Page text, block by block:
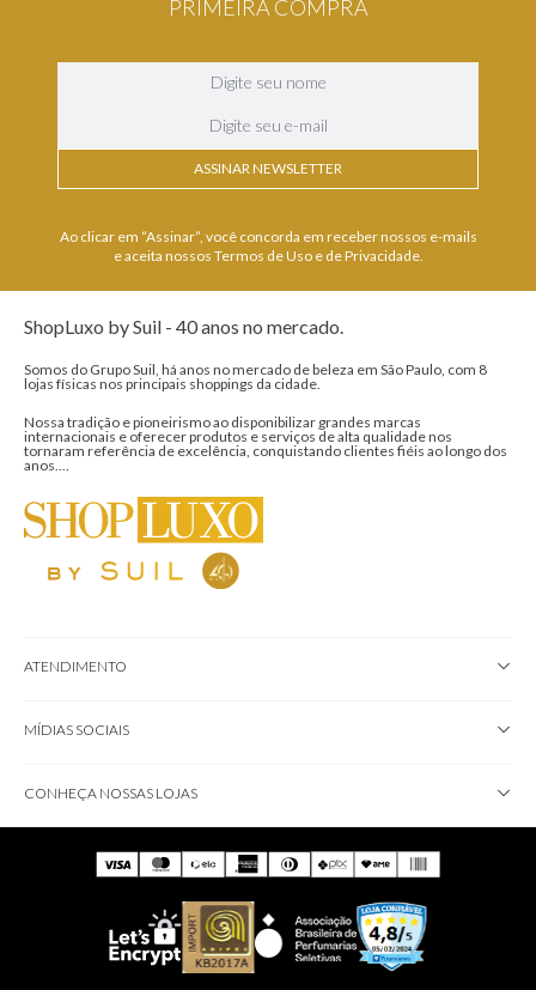
PRIMEIRA COMPRA
ASSINAR NEWSLETTER
Ao clicar em “Assinar”, você concorda em receber nossos e-mails
e aceita nossos Termos de Uso e de Privacidade.
ShopLuxo by Suil - 40 anos no mercado.
Somos do Grupo Suil, há anos no mercado de beleza em São Paulo, com 8
lojas físicas nos principais shoppings da cidade.
Nossa tradição e pioneirismo ao disponibilizar grandes marcas
internacionais e oferecer produtos e serviços de alta qualidade nos
tornaram referência de excelência, conquistando clientes fiéis ao longo dos
anos....
ATENDIMENTO
MÍDIAS SOCIAIS
CONHEÇA NOSSAS LOJAS